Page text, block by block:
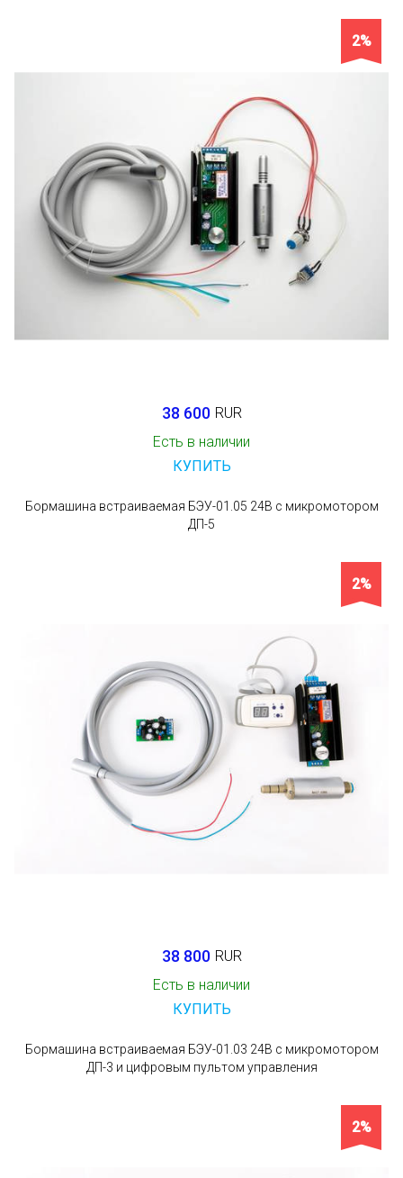
2%
38 600 RUR
Есть в наличии
КУПИТЬ
Бормашина встраиваемая БЭУ-01.05 24В с микромотором
ДП-5
2%
38 800 RUR
Есть в наличии
КУПИТЬ
Бормашина встраиваемая БЭУ-01.03 24В с микромотором
ДП-3 и цифровым пультом управления
2%